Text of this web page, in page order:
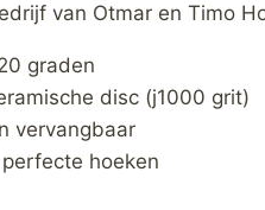
van Otmar en Timo
graden
disc (j1000 grit)
vervangbaar
hoeken